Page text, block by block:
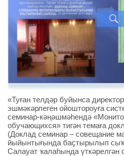
«Туған телдәр буйынса
эшмәкәрлеген ойоштороуға
семинар-кәңәшмәһендә
обучающихся» тигән темаға
(Доклад семинар – совещание
йыйынтығында баҫтырылып
Салауат ҡалаһында үткәрелгән